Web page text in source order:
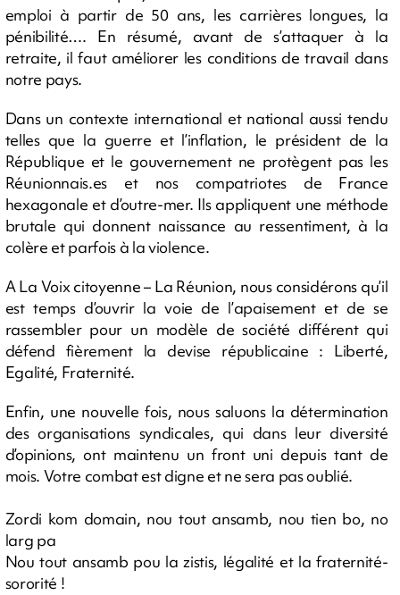
emploi à partir de 50 ans, les carrières longues, la
pénibilité…. En résumé, avant de s’attaquer à la
retraite, il faut améliorer les conditions de travail dans
notre pays.
Dans un contexte international et national aussi tendu
telles que la guerre et l’inflation, le président de la
République et le gouvernement ne protègent pas les
Réunionnais.es et nos compatriotes de France
hexagonale et d’outre-mer. Ils appliquent une méthode
brutale qui donnent naissance au ressentiment, à la
colère et parfois à la violence.
A La Voix citoyenne – La Réunion, nous considérons qu’il
est temps d’ouvrir la voie de l’apaisement et de se
rassembler pour un modèle de société différent qui
défend fièrement la devise républicaine : Liberté,
Egalité, Fraternité.
Enfin, une nouvelle fois, nous saluons la détermination
des organisations syndicales, qui dans leur diversité
d’opinions, ont maintenu un front uni depuis tant de
mois. Votre combat est digne et ne sera pas oublié.
Zordi kom domain, nou tout ansamb, nou tien bo, no
larg pa
Nou tout ansamb pou la zistis, légalité et la fraternité-
sororité !